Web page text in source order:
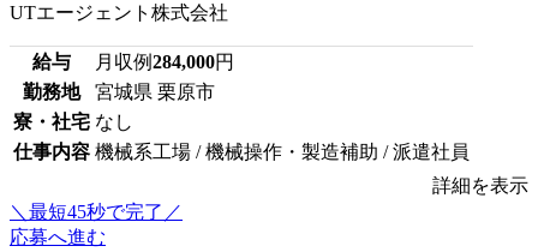
UTエージェント株式会社
給与 月収例284,000円
勤務地
宮城県 栗原市
寮・社宅 なし
仕事内容 機械系工場 / 機械操作・製造補助 / 派遣社員
詳細を表示
＼最短45秒で完了／
応募へ進む